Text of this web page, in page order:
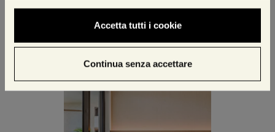
Accetta tutti i cookie
Continua senza accettare